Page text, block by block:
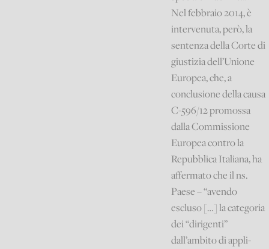
Nel febbraio 2014, è
intervenuta, però, la
sentenza della Corte di
giustizia dell’Unione
Europea, che, a
conclusione della causa
C-596/12 promossa
dalla Commissione
Europea contro la
Repubblica Italiana, ha
affermato che il ns.
Paese – “avendo
escluso […] la categoria
dei “dirigenti”
dall’ambito di appli-